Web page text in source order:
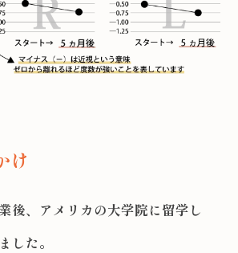
け
後、アメリカの大学院に留学し
した。